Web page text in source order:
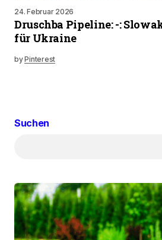
24. Februar 2026
Druschba Pipeline: -:
für Ukraine
byPinterest
Suchen